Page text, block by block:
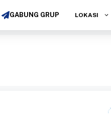
GABUNG GRUP LOKASI